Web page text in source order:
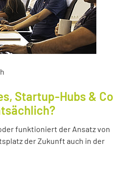
Startup-Hubs & Co
funktioniert der Ansatz von
der Zukunft auch in der